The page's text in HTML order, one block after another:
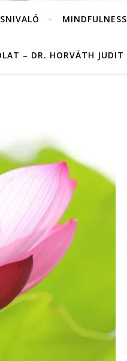
MINDFULNESS
– DR. HORVÁTH JUDIT